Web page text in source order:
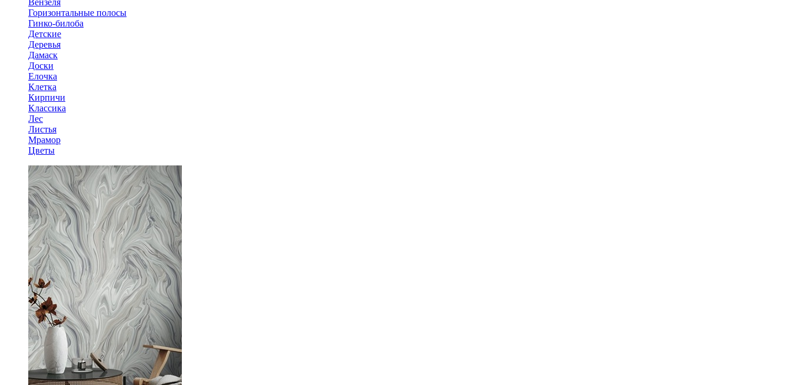
Вензеля
Горизонтальные полосы
Гинко-билоба
Детские
Деревья
Дамаск
Доски
Елочка
Клетка
Кирпичи
Классика
Лес
Листья
Мрамор
Цветы